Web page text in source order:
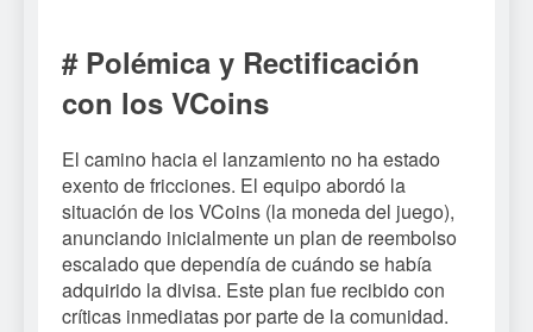
# Polémica y Rectificación
con los VCoins
El camino hacia el lanzamiento no ha estado
exento de fricciones. El equipo abordó la
situación de los VCoins (la moneda del juego),
anunciando inicialmente un plan de reembolso
escalado que dependía de cuándo se había
adquirido la divisa. Este plan fue recibido con
críticas inmediatas por parte de la comunidad.